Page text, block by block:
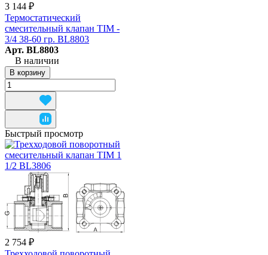
3 144 ₽
Термостатический
смесительный клапан TIM -
3/4 38-60 гр. BL8803
Арт. BL8803
В наличии
В корзину
Быстрый просмотр
2 754 ₽